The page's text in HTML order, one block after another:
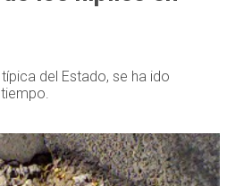
del Estado, se ha ido